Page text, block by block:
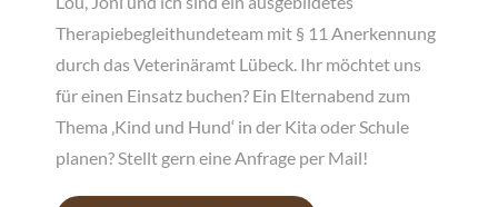
Therapiebegleithundeteam mit § 11 Anerkennung
durch das Veterinäramt Lübeck. Ihr möchtet uns
für einen Einsatz buchen? Ein Elternabend zum
Thema ‚Kind und Hund‘ in der Kita oder Schule
planen? Stellt gern eine Anfrage per Mail!